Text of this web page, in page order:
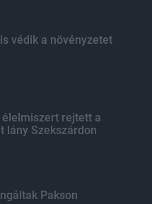
védik a növényzetet
élelmiszert rejtett a
lány Szekszárdon
Pakson